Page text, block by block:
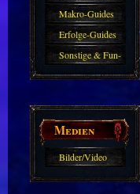
Makro-Guides
Erfolge-Guides
Sonstige & Fun-
Guides
Medien
Bilder/Video